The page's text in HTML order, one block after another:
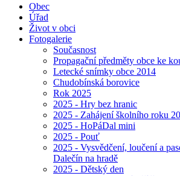
Obec
Úřad
Život v obci
Fotogalerie
Současnost
Propagační předměty obce ke
Letecké snímky obce 2014
Chudobínská borovice
Rok 2025
2025 - Hry bez hranic
2025 - Zahájení školního roku
2025 - HoPáDal mini
2025 - Pouť
2025 - Vysvědčení, loučení a
Dalečín na hradě
2025 - Dětský den